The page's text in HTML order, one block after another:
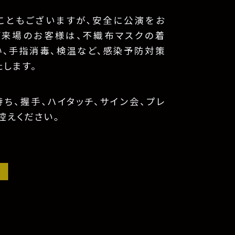
もございますが、安全に公演をお
場のお客様は、不織布マスクの着
、手指消毒、検温など、感染予防対策
ます。
握手、ハイタッチ、サイン会、プレ
ください。